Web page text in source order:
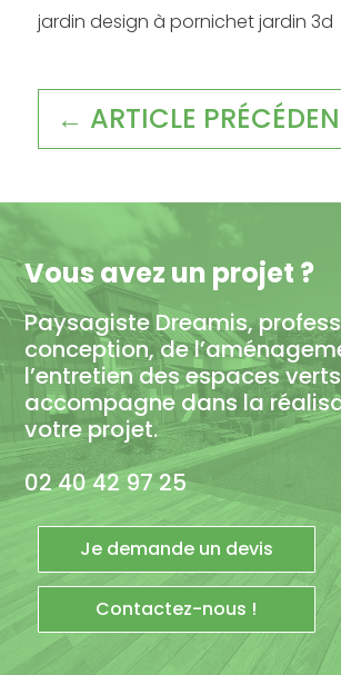
jardin design à pornichet jardin 3d
← ARTICLE
Vous avez un projet ?
Paysagiste Dreamis,
conception, de
l’entretien des espaces
accompagne dans la
votre projet.
02 40 42 97 25
Je demande un devis
Contactez-nous !